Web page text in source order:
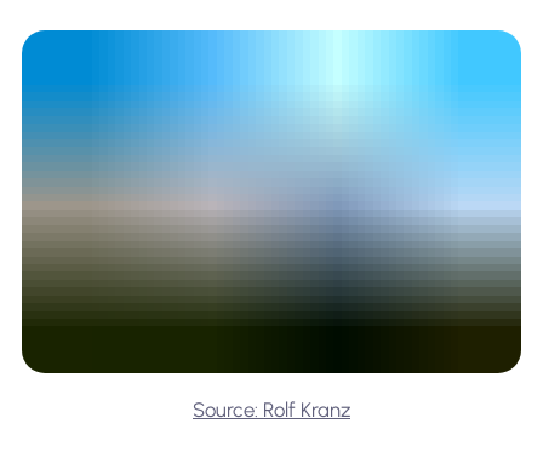
Source: Rolf Kranz